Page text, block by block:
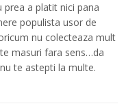
a platit nici pana
populista usor de
nu colecteaza mult
masuri fara sens…da
te astepti la multe.